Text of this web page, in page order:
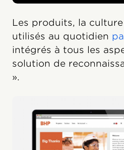
Les produits, la
utilisés au quotidien
intégrés à tous les
solution de
».